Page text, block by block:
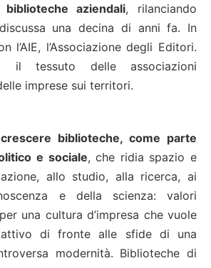
aziendali, rilanciando
una decina di anni fa. In
l’AIE, l’Associazione degli Editori.
il tessuto delle associazioni
imprese sui territori.
biblioteche, come parte
e sociale, che ridia spazio e
allo studio, alla ricerca, ai
e della scienza: valori
una cultura d’impresa che vuole
di fronte alle sfide di una
modernità. Biblioteche di